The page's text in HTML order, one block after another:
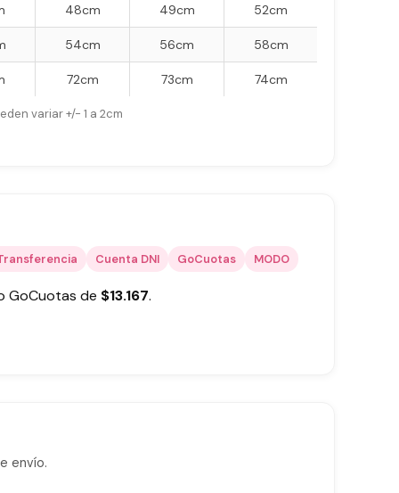
48cm 49cm 52cm
54cm 56cm 58cm
72cm 73cm 74cm
variar +/- 1 a 2cm
Cuenta DNI GoCuotas MODO
GoCuotas de $13.167.
envío.